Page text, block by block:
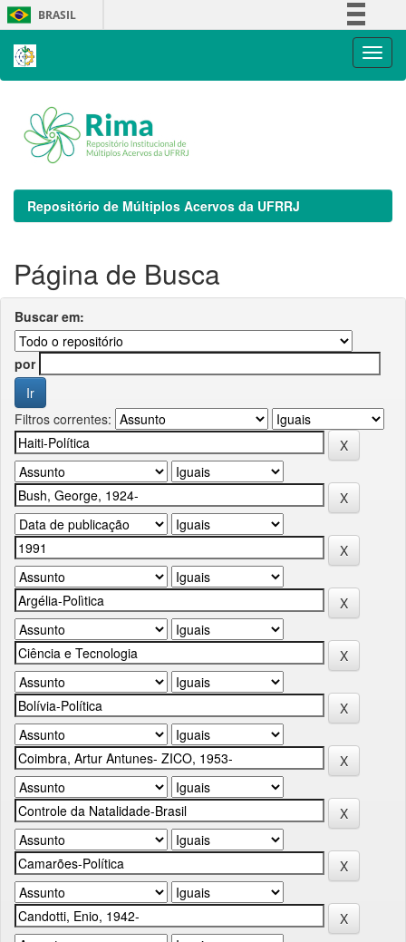
Skip
navigation
BRASIL
Repositório de Múltiplos Acervos da UFRRJ
Página de Busca
Buscar em:
por
Filtros correntes: